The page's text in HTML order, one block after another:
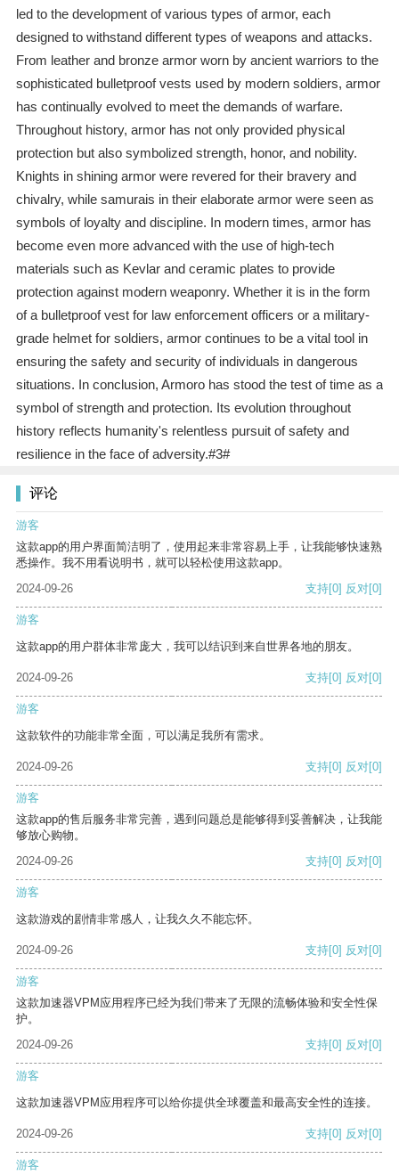
led to the development of various types of armor, each
designed to withstand different types of weapons and attacks.
From leather and bronze armor worn by ancient warriors to the
sophisticated bulletproof vests used by modern soldiers, armor
has continually evolved to meet the demands of warfare.
Throughout history, armor has not only provided physical
protection but also symbolized strength, honor, and nobility.
Knights in shining armor were revered for their bravery and
chivalry, while samurais in their elaborate armor were seen as
symbols of loyalty and discipline. In modern times, armor has
become even more advanced with the use of high-tech
materials such as Kevlar and ceramic plates to provide
protection against modern weaponry. Whether it is in the form
of a bulletproof vest for law enforcement officers or a military-
grade helmet for soldiers, armor continues to be a vital tool in
ensuring the safety and security of individuals in dangerous
situations. In conclusion, Armoro has stood the test of time as a
symbol of strength and protection. Its evolution throughout
history reflects humanity's relentless pursuit of safety and
resilience in the face of adversity.#3#
评论
游客
这款app的用户界面简洁明了，使用起来非常容易上手，让我能够快速熟
悉操作。我不用看说明书，就可以轻松使用这款app。
2024-09-26
支持[0] 反对[0]
游客
这款app的用户群体非常庞大，我可以结识到来自世界各地的朋友。
2024-09-26 支持[0] 反对[0]
游客
这款软件的功能非常全面，可以满足我所有需求。
2024-09-26 支持[0] 反对[0]
游客
这款app的售后服务非常完善，遇到问题总是能够得到妥善解决，让我能
够放心购物。
2024-09-26
支持[0] 反对[0]
游客
这款游戏的剧情非常感人，让我久久不能忘怀。
2024-09-26 支持[0] 反对[0]
游客
这款加速器VPM应用程序已经为我们带来了无限的流畅体验和安全性保
护。
2024-09-26
支持[0] 反对[0]
游客
这款加速器VPM应用程序可以给你提供全球覆盖和最高安全性的连接。
2024-09-26 支持[0] 反对[0]
游客